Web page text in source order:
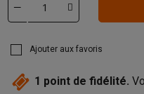
Ajouter aux favoris
1 point de fidélité.